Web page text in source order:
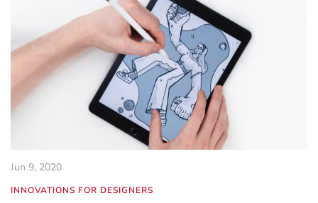
Jun 9, 2020
INNOVATIONS FOR DESIGNERS